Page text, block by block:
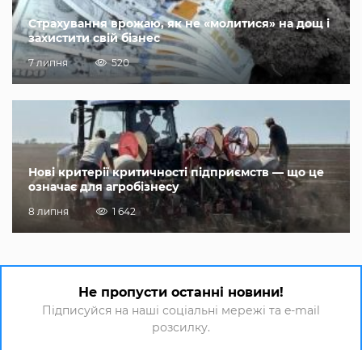
Страхування врожаю, як не «молитися» на дощ і
захистити свій бізнес
7 липня 520
Нові критерії критичності підприємств — що це
означає для агробізнесу
8 липня 1 642
Не пропусти останні новини!
Підписуйся на наші соціальні мережі та e-mail
розсилку.